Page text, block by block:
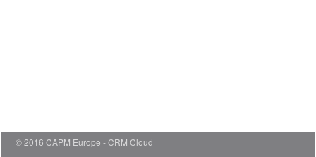
© 2016 CAPM Europe CRM Cloud